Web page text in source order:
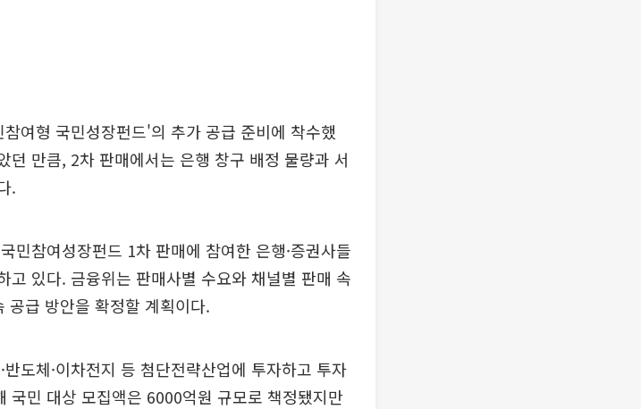
여형 국민성장펀드'의 추가 공급 준비에 착수했
던 만큼, 2차 판매에서는 은행 창구 배정 물량과 서
.
민참여성장펀드 1차 판매에 참여한 은행·증권사들
고 있다. 금융위는 판매사별 수요와 채널별 판매 속
공급 방안을 확정할 계획이다.
도체·이차전지 등 첨단전략산업에 투자하고 투자
국민 대상 모집액은 6000억원 규모로 책정됐지만